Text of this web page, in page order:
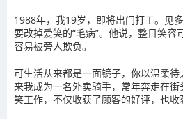
1988年，我19岁，即将出门打工。见
要改掉爱笑的“毛病”。他说，整日笑容
容易被旁人欺负。
可生活从来都是一面镜子，你以温柔
来我成为一名外卖骑手，常年奔走在
笑工作，不仅收获了顾客的好评，也收